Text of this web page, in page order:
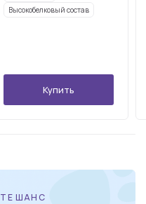
Высокобелковый состав
Купить
ШАНС